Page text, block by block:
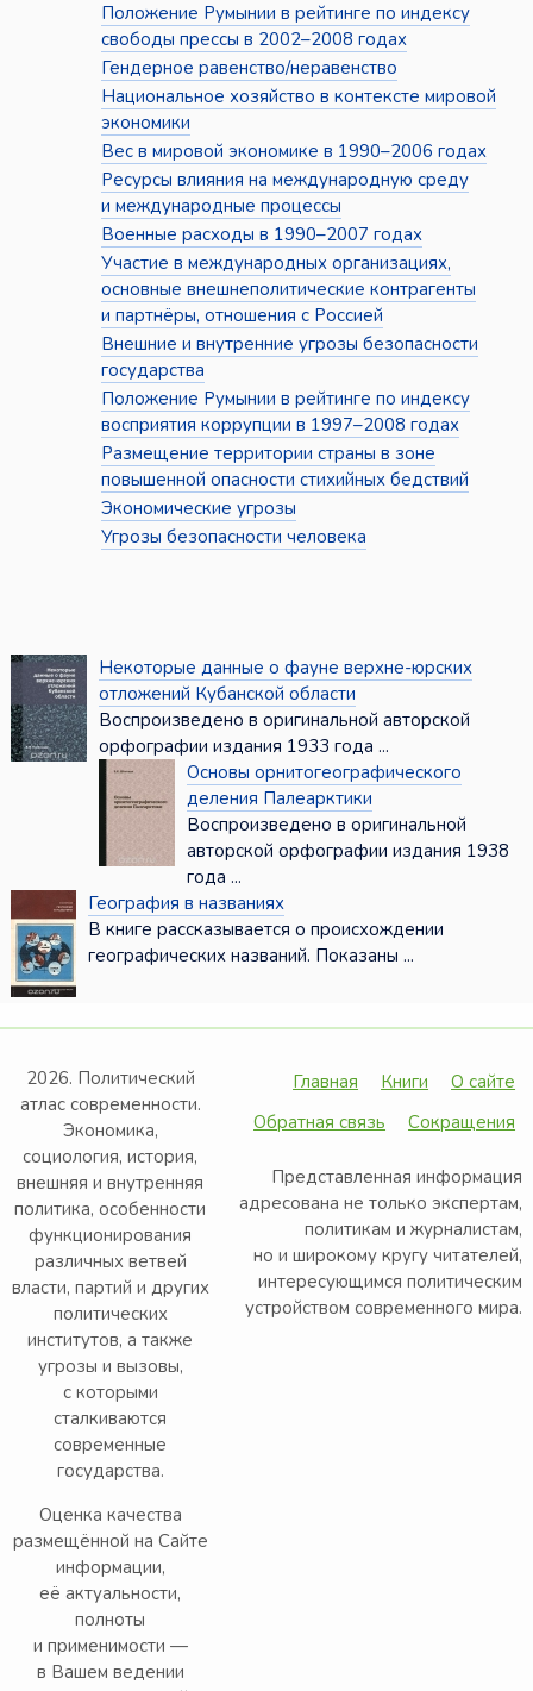
Положение Румынии в рейтинге по индексу
свободы прессы в 2002–2008 годах
Гендерное равенство/неравенство
Национальное хозяйство в контексте мировой
экономики
Вес в мировой экономике в 1990–2006 годах
Ресурсы влияния на международную среду
и международные процессы
Военные расходы в 1990–2007 годах
Участие в международных организациях,
основные внешнеполитические контрагенты
и партнёры, отношения с Россией
Внешние и внутренние угрозы безопасности
государства
Положение Румынии в рейтинге по индексу
восприятия коррупции в 1997–2008 годах
Размещение территории страны в зоне
повышенной опасности стихийных бедствий
Экономические угрозы
Угрозы безопасности человека
Некоторые данные о фауне верхне-юрских
отложений Кубанской области
Воспроизведено в оригинальной авторской
орфографии издания 1933 года ...
Основы орнитогеографического
деления Палеарктики
Воспроизведено в оригинальной
авторской орфографии издания 1938
года ...
География в названиях
В книге рассказывается о происхождении
географических названий. Показаны ...
2026. Политический
атлас современности.
Экономика,
социология, история,
внешняя и внутренняя
политика, особенности
функционирования
различных ветвей
власти, партий и других
политических
институтов, а также
угрозы и вызовы,
с которыми
сталкиваются
современные
государства.
Оценка качества
размещённой на Сайте
информации,
её актуальности,
полноты
и применимости —
в Вашем ведении
Главная Книги
О сайте
Обратная связь
Сокращения
Представленная информация
адресована не только экспертам,
политикам и журналистам,
но и широкому кругу читателей,
интересующимся политическим
устройством современного мира.